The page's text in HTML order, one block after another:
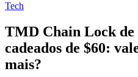
Tech
TMD Chain Lock de
cadeados de $60:
mais?